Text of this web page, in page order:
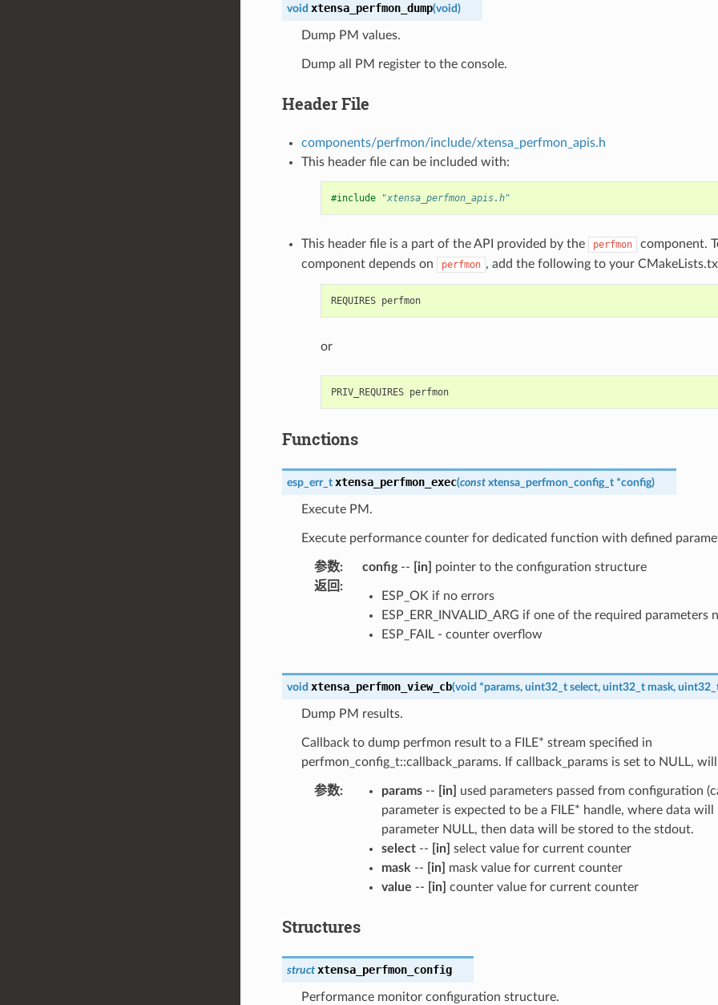
void xtensa_perfmon_dump(void)
Dump PM values.
Dump all PM register to the console.
Header File
components/perfmon/include/xtensa_perfmon_apis.h
This header file can be included with:
#include "xtensa_perfmon_apis.h"
This header file is a part of the API provided by the perfmon
component.
component depends on
perfmon , add the following to your
REQUIRES perfmon
or
PRIV_REQUIRES perfmon
Functions
esp_err_t xtensa_perfmon_exec(const xtensa_perfmon_config_t *config)
Execute PM.
Execute performance counter for dedicated function with defined
参数: config-- [in]
pointer to the configuration structure
返回 :
ESP_OK if no errors
ESP_ERR_INVALID_ARG if one of the required parameters
ESP_FAIL - counter overflow
void xtensa_perfmon_view_cb(void *params, uint32_t select, uint32_t mask,
Dump PM results.
Callback to dump perfmon result to a FILE* stream specified in
perfmon_config_t::callback_params. If callback_params is set to NULL,
参数: params-- [in]
used parameters passed from configuration
parameter is expected to be a FILE* handle, where data
parameter NULL, then data will be stored to the stdout.
select-- [in] select value for current counter
mask -- [in]
mask value for current counter
value -- [in] counter value for current counter
Structures
struct xtensa_perfmon_config
Performance monitor configuration structure.